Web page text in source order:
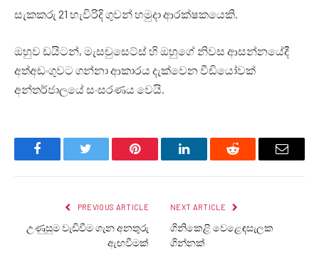
සැකකරු 21 හැවිරිදි ගුවන් හමුදා ආරක්ෂකයෙකි.
ඔහුව ඩයිටන්, මැසචුසෙට්ස් හි ඔහුගේ නිවස ආසන්නයේදී
අත්අඩංගුවට ගන්නා ආකාරය දැක්වෙන වීඩියෝවක්
අන්තර්ජාලයේ සංසරණය වෙයි.
FacebookTwitter Pinterest LinkedInReddit Email
PREVIOUS ARTICLE
උණුසුම වැඩිවීම ගැන අනතුරු
ඇඟවීමක්
NEXT ARTICLE
ගිනිකෙළි වෙළෙඳසැලක
ගින්නක්